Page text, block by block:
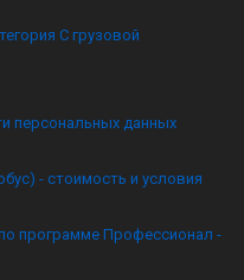
C грузовой
персональных данных
- стоимость и условия
программе Профессионал -